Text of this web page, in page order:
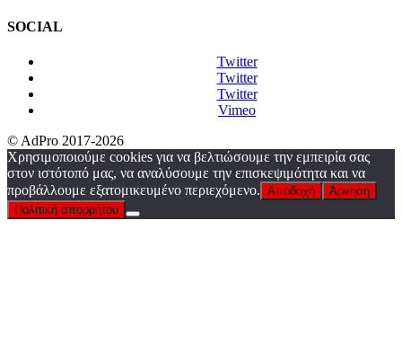
SOCIAL
Twitter
Twitter
Twitter
Vimeo
© AdPro 2017-2026
Χρησιμοποιούμε cookies για να βελτιώσουμε την εμπειρία σας
στον ιστότοπό μας, να αναλύσουμε την επισκεψιμότητα και να
προβάλλουμε εξατομικευμένο περιεχόμενο. Αποδοχή
Άρνηση
Πολιτική απορρήτου